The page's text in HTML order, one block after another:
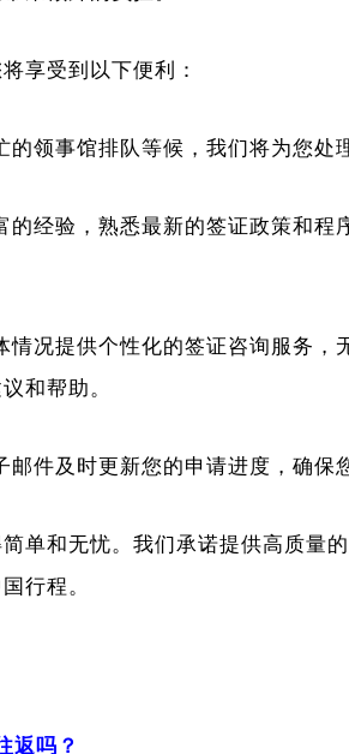
享受到以下便利：
领事馆排队等候，我们将为您处
的经验，熟悉最新的签证政策和程
情况提供个性化的签证咨询服务，
和帮助。
件及时更新您的申请进度，确保
单和无忧。我们承诺提供高质量
行程。
返吗？